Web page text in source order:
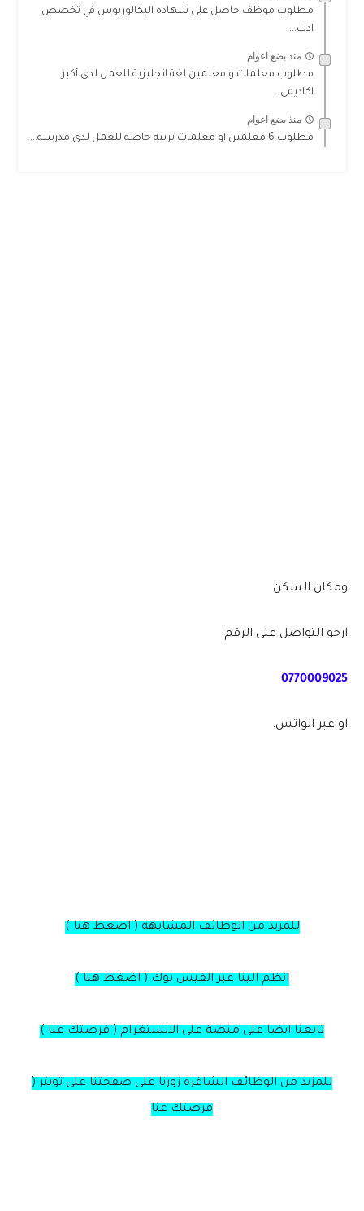
مطلوب موظف حاصل على شهاده البكالوريوس في تخصص
ادب...
منذ بضع اعوام
مطلوب معلمات و معلمين لغة انجليزية للعمل لدى أكبر
اكاديمي...
منذ بضع اعوام
مطلوب 6 معلمين او معلمات تربية خاصة للعمل لدى مدرسة...
ومكان السكن
ارجو التواصل على الرقم:
0770009025
او عبر الواتس.
للمزيد من الوظائف المشابهة ( اضغط هنا )
انظم الينا عبر الفيس بوك ( اضغط هنا )
تابعنا ايضا على منصة على الانستغرام ( فرصتك عنا )
للمزيد من الوظائف الشاغره زورنا على صفحتنا على تويتر (
فرصتك عنا